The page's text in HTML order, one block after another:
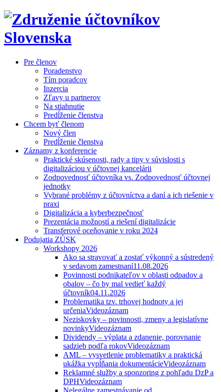
Pre členov
Poradenstvo
Tím poradcov
Inzercia
Zľavy u partnerov
Na stiahnutie
Predĺženie členstva
Chcem byť členom
Nový člen
Predĺženie členstva
Záznamy z konferencie
Praktické skúsenosti, rady a tipy v súvislosti s
digitalizáciou v účtovnej kancelárii
Zodpovednosť účtovníka vs. Zodpovednosť účtovnej
jednotky
Vybrané problémy z účtovníctva a daní a ich riešenie v
praxi
Digitalizácia a kyberbezpečnosť
Prezentácia možností a riešení digitalizácie
Transferové oceňovanie v roku 2024
Podujatia ZÚSK
Workshopy 2026
Ako sa stravovať a zostať výkonný a sústredený
v sedavom zamestnaní11.08.2026
Povinnosti podnikateľov v oblasti odpadov a
obalov – čo by mal vedieť každý
účtovník04.11.2026
Problematika tzv. trhovej hodnoty a jej
určeniaVideozáznam
Neziskovky – povinnosti, zmeny a legislatívne
novinkyVideozáznam
Dividendy – výplata a zdanenie, porovnanie
sadzieb podľa rokovVideozáznam
AML – vysvetlenie problematiky a praktická
ukážka vypĺňania dokumentácieVideozáznam
Reklamné služby a sponzoring z pohľadu DzP a
DPHVideozáznam
Nelegálne zamestnávanie od